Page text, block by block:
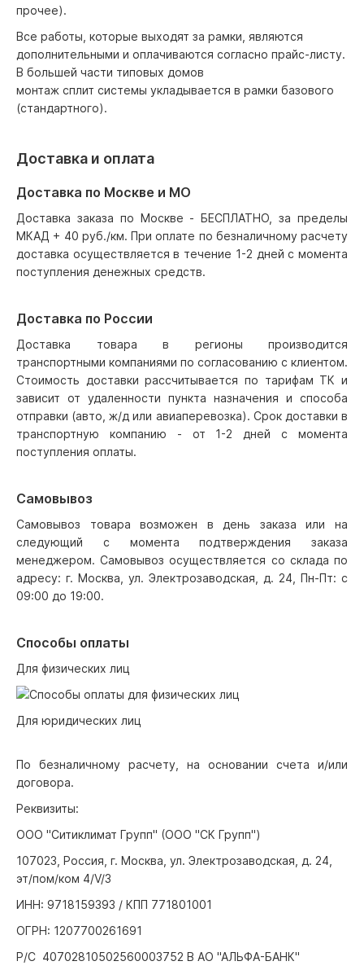
прочее).
Все работы, которые выходят за рамки, являются
дополнительными и оплачиваются согласно прайс-листу.
В большей части типовых домов
монтаж сплит системы укладывается в рамки базового
(стандартного).
Доставка и оплата
Доставка по Москве и МО
Доставка заказа по Москве - БЕСПЛАТНО, за пределы
МКАД + 40 руб./км. При оплате по безналичному расчету
доставка осуществляется в течение 1-2 дней с момента
поступления денежных средств.
Доставка по России
Доставка товара в регионы производится
транспортными компаниями по согласованию с клиентом.
Стоимость доставки рассчитывается по тарифам ТК и
зависит от удаленности пункта назначения и способа
отправки (авто, ж/д или авиаперевозка). Срок доставки в
транспортную компанию - от 1-2 дней с момента
поступления оплаты.
Самовывоз
Самовывоз товара возможен в день заказа или на
следующий с момента подтверждения заказа
менеджером. Самовывоз осуществляется со склада по
адресу: г. Москва, ул. Электрозаводская, д. 24, Пн-Пт: с
09:00 до 19:00.
Способы оплаты
Для физических лиц
Для юридических лиц
По безналичному расчету, на основании счета и/или
договора.
Реквизиты:
ООО "Ситиклимат Групп" (ООО "СК Групп")
107023, Россия, г. Москва, ул. Электрозаводская, д. 24,
эт/пом/ком 4/V/3
ИНН: 9718159393 / КПП 771801001
ОГРН: 1207700261691
Р/С 40702810502560003752 В АО "АЛЬФА-БАНК"